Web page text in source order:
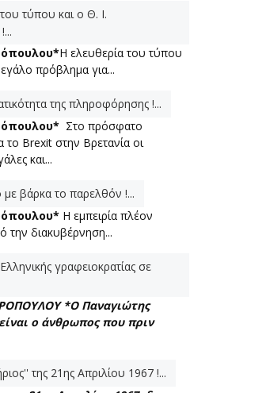
τύπου και ο Θ. Ι.
Η ελευθερία του τύπου
πρόβλημα για...
της πληροφόρησης !...
Στο πρόσφατο
Brexit στην Βρετανία οι
και...
βάρκα το παρελθόν !...
Η εμπειρία πλέον
διακυβέρνηση...
γραφειοκρατίας σε
*Ο Παναγιώτης
ο άνθρωπος που πριν
της 21ης Απριλίου 1967 !...